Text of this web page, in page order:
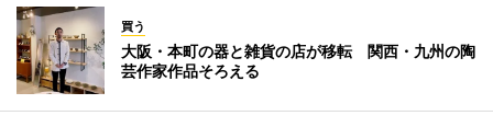
買う
大阪・本町の器と雑貨の店が移転 関西・九州の陶
芸作家作品そろえる